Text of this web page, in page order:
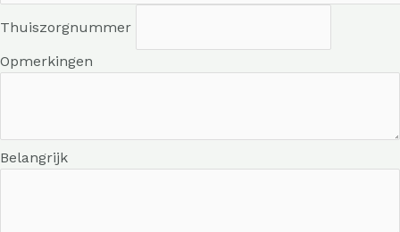
Thuiszorgnummer
Opmerkingen
Belangrijk